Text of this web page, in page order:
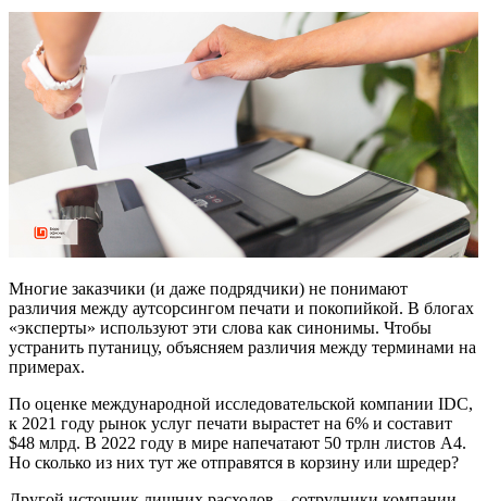
Многие заказчики (и даже подрядчики) не понимают
различия между аутсорсингом печати и покопийкой. В блогах
«эксперты» используют эти слова как синонимы. Чтобы
устранить путаницу, объясняем различия между терминами на
примерах.
По оценке международной исследовательской компании IDC,
к 2021 году рынок услуг печати вырастет на 6% и составит
$48 млрд. В 2022 году в мире напечатают 50 трлн листов А4.
Но сколько из них тут же отправятся в корзину или шредер?